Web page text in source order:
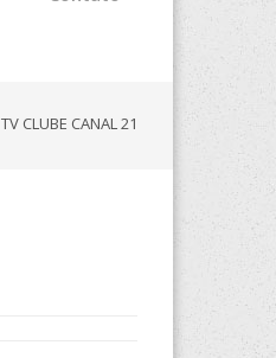
TV CLUBE CANAL 21